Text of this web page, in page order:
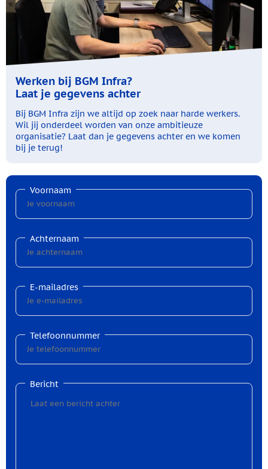
Werken bij BGM Infra?
Laat je gegevens achter
Bij BGM Infra zijn we altijd op zoek naar harde werkers.
Wil jij onderdeel worden van onze ambitieuze
organisatie? Laat dan je gegevens achter en we komen
bij je terug!
Voornaam
Achternaam
E-mailadres
Telefoonnummer
Bericht